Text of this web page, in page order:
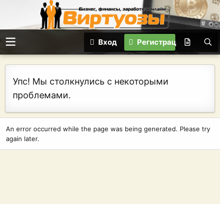
Вход Регистрация
Упс! Мы столкнулись с некоторыми
проблемами.
An error occurred while the page was being generated. Please try
again later.